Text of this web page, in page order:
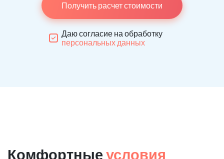
Получить расчет стоимости
Даю согласие на обработку
персональных данных
Комфортные условия